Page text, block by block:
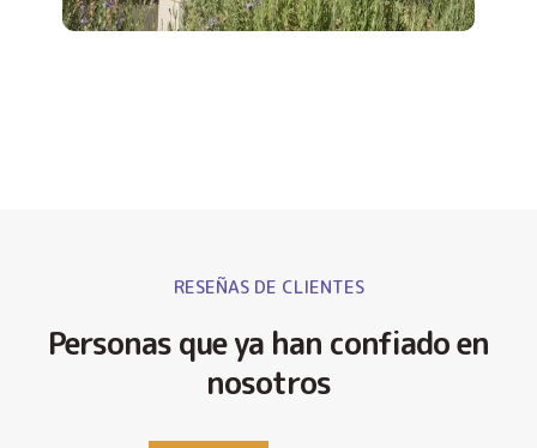
RESEÑAS DE CLIENTES
Personas que ya han confiado en
nosotros